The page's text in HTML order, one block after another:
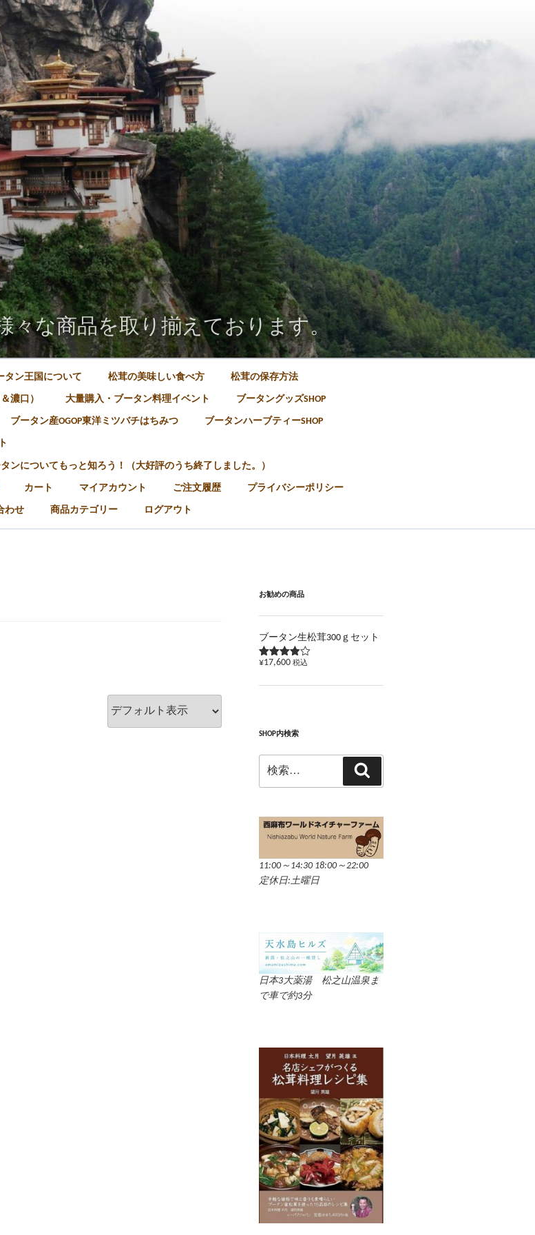
々な商品を取り揃えております。
タン王国について 松茸の美味しい食べ方 松茸の保存方法
濃口） 大量購入・ブータン料理イベント ブータングッズSHOP
ブータン産OGOP東洋ミツバチはちみつ ブータンハーブティーSHOP
についてもっと知ろう！（大好評のうち終了しました。）
カート マイアカウント ご注文履歴 プライバシーポリシー
わせ 商品カテゴリー ログアウト
お勧めの商品
ブータン生松茸300ｇセット
5段階で
評価
¥17,600 税込
SHOP内検索
索:
索
11:00～14:30 18:00～22:00
定休日:土曜日
日本3大薬湯 松之山温泉ま
で車で約3分